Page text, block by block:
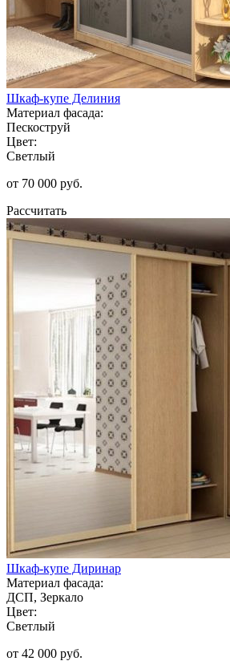
Шкаф-купе Делиния
Материал фасада:
Пескоструй
Цвет:
Светлый
от 70 000 руб.
Рассчитать
Шкаф-купе Диринар
Материал фасада:
ДСП, Зеркало
Цвет:
Светлый
от 42 000 руб.